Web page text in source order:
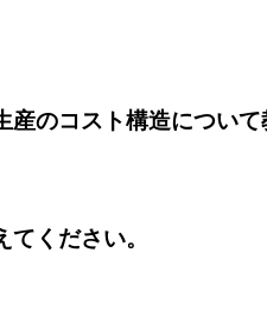
のコスト構造について
ください。